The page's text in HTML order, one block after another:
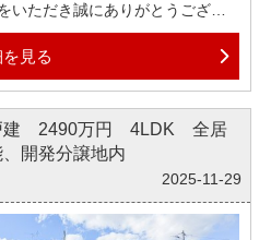
いただき誠にありがとうござい
ルミネーションを見てきました
るので、あちこち楽しみに行っ
掲載されている物件はほぼ全て
見る
建 2490万円 4LDK 全居
開発分譲地内
2025-11-29